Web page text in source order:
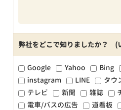
弊社をどこで知りましたか？ (
Google Yahoo Bing
instagram
LINE タウ
テレビ
新聞 雑誌
電車/バスの広告
道看板